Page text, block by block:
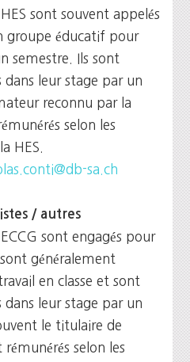
HES sont souvent appelés
groupe éducatif pour
semestre. Ils sont
dans leur stage par un
reconnu par la
selon les
HES.
sa.ch
/ autres
ECCG sont engagés pour
généralement
en classe et sont
dans leur stage par un
le titulaire de
rémunérés selon les